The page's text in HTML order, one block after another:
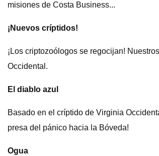
misiones de Costa Business...
¡Nuevos críptidos!
¡Los criptozoólogos se regocijan!
Occidental.
El diablo azul
Basado en el críptido de Virginia
presa del pánico hacia la Bóveda!
Ogua